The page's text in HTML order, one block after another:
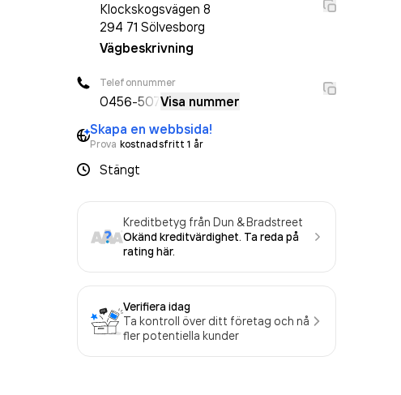
Klockskogsvägen 8
294 71 Sölvesborg
Vägbeskrivning
Telefonnummer
0456-507Visa nummer
Skapa en webbsida!
Prova kostnadsfritt 1 år
Stängt
Kreditbetyg från Dun & Bradstreet
Okänd kreditvärdighet. Ta reda på
rating här.
Verifiera idag
Ta kontroll över ditt företag och nå
fler potentiella kunder